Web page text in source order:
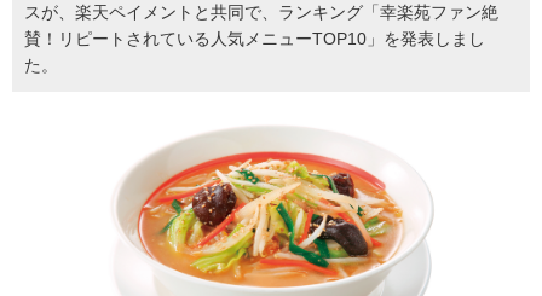
スが、楽天ペイメントと共同で、ランキング「幸楽苑ファン絶
賛！リピートされている人気メニューTOP10」を発表しまし
た。